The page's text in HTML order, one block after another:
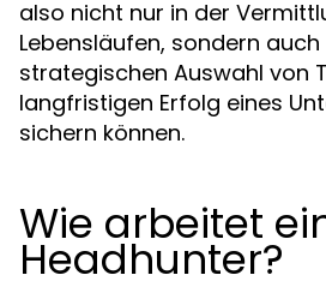
also nicht nur in der
Lebensläufen, sondern auch
strategischen Auswahl von
langfristigen Erfolg eines
sichern können.
Wie arbeitet
Headhunter?